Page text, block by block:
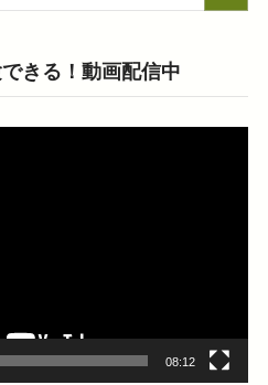
きる！動画配信中
08:12